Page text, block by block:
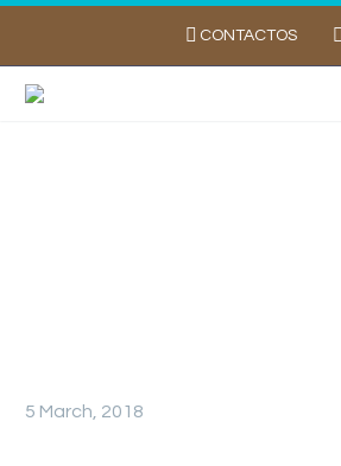
CONTACTOS
5 March, 2018